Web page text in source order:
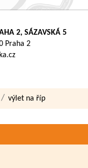
2, SÁZAVSKÁ 5
Praha 2
výlet na říp